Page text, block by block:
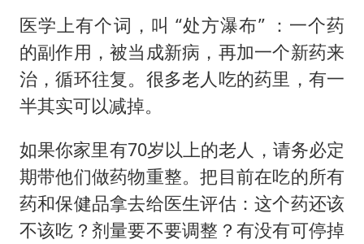
医学上有个词，叫 “处方瀑布” ：一个药
的副作用，被当成新病，再加一个新药来
治，循环往复。很多老人吃的药里，有一
半其实可以减掉。
如果你家里有70岁以上的老人，请务必定
期带他们做药物重整。把目前在吃的所有
药和保健品拿去给医生评估：这个药还该
不该吃？剂量要不要调整？有没有可停掉